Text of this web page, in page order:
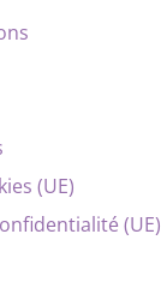
(UE)
(UE)